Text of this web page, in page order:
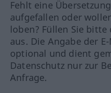
Fehlt eine
aufgefallen oder
loben? Füllen Sie bitte
aus. Die Angabe der
optional und dient
Datenschutz nur zur
Anfrage.